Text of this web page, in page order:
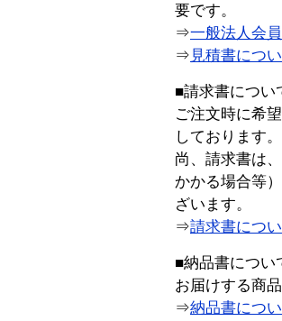
要です。
⇒一般法人会
⇒ 見積書につ
■請求書につい
ご注文時に希
しております。
尚、請求書は
かかる場合等
ざいます。
⇒請求書につ
■納品書につい
お届けする商
⇒納品書につ